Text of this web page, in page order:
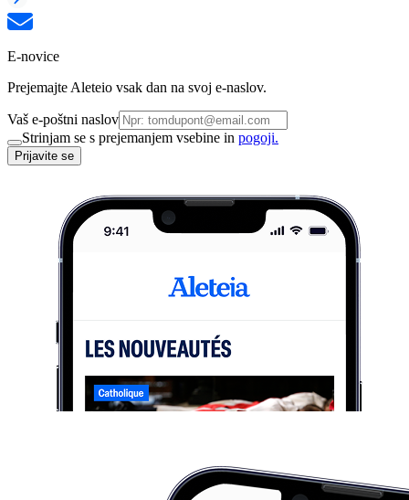
E-novice
Prejemajte Aleteio vsak dan na svoj e-naslov.
Vaš e-poštni naslov
Strinjam se s prejemanjem vsebine in pogoji.
Prijavite se